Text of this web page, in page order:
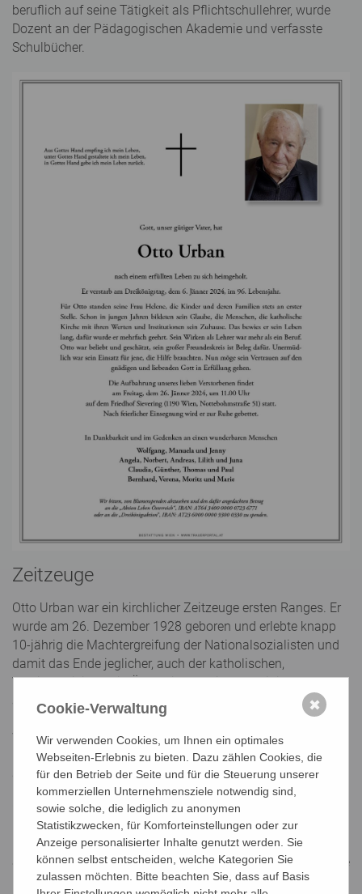
beruflich auf seine Tätigkeit als Pflichtschullehrer, wurde
Dozent an der Pädagogischen Akademie und verfasste
Schulbücher.
Zeitzeuge
Otto Urban war ein kirchlicher Zeitzeuge ersten Ranges. Er
wurde am 26. Dezember 1928 geboren und erlebte knapp
10-jährig die Machtergreifung der Nationalsozialisten und
damit das Ende jeglicher, auch der katholischen,
Vereinsaktivitäten in Österreich. Als junger Ministrant
agierte er bald "im Untergrund" und organisierte geheime
Gruppentreffen der Pfarrjugend in seiner Heimatpfarre
Wien-Rudolfsheim. Der Weg zum Dekanatsverantwortlichen
und - nach Ende der NS-Herrschaft - zum Diözesanführer
der neu gegründeten KJ in Wien war ihm vorgegeben.
Otto Urbans ungebrochenes Interesse an der Arbeit und den
Entwicklungen von Katholischer Jugend und Jungschar
machten ihn zum Mitarbeiter im Dokumentationsarchiv.
Sein wichtigstes Anliegen war bis zuletzt die Kontaktnahme
mit vielen ehemaligen Mitarbeiterinnen und Mitarbeitern
Cookie-Verwaltung
Wir verwenden Cookies, um Ihnen ein optimales
Webseiten-Erlebnis zu bieten. Dazu zählen Cookies, die
für den Betrieb der Seite und für die Steuerung unserer
kommerziellen Unternehmensziele notwendig sind,
sowie solche, die lediglich zu anonymen
Statistikzwecken, für Komforteinstellungen oder zur
Anzeige personalisierter Inhalte genutzt werden. Sie
können selbst entscheiden, welche Kategorien Sie
zulassen möchten. Bitte beachten Sie, dass auf Basis
✖